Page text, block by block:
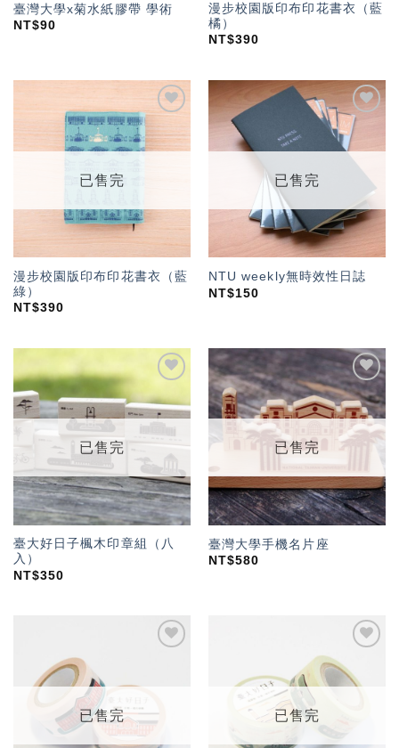
臺灣大學x菊水紙膠帶 學術
NT$90
漫步校園版印布印花書衣（藍
橘）
NT$390
加入
「願
望輕
已售完
漫步校園版印布印花書衣（藍
綠）
NT$390
加入
望輕
單」
已售完
NTU weekly無時效性日誌
NT$150
「願
望輕
單」
已售完
臺大好日子楓木印章組（八
入）
NT$350
加入
「願
望輕
單」
已售完
臺灣大學手機名片座
NT$580
已售完
「願
望輕
已售完